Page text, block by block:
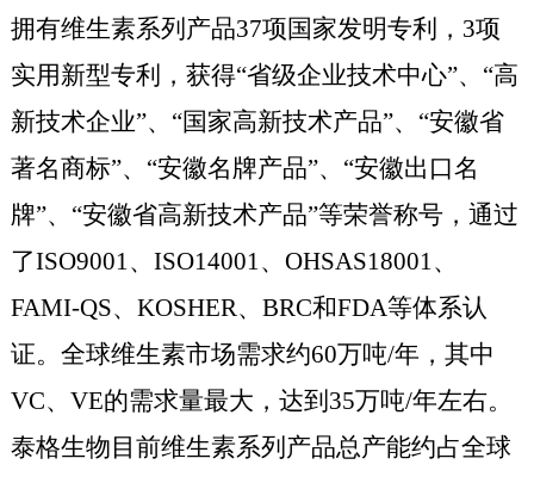
拥有维生素系列产品37项国家发明专利， 3项
实用新型专利，获得“省级企业技术中心”、 “高
新技术企业”、 “国家高新技术产品”、 “安徽省
著名商标”、 “安徽名牌产品”、 “安徽出口名
牌”、 “安徽省高新技术产品”等荣誉称号，通过
了ISO9001、 ISO14001、 OHSAS18001、
FAMI-QS、 KOSHER、 BRC和FDA等体系认
证。全球维生素市场需求约60万吨/年，其中
VC、 VE的需求量最大，达到 35万吨/年左右。
泰格生物目前维生素系列产品总产能约占全球